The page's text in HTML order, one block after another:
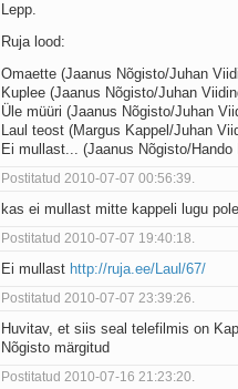
Lepp.
Ruja lood:
Omaette (Jaanus Nõgisto/Juhan
Kuplee (Jaanus Nõgisto/Juhan
Üle müüri (Jaanus Nõgisto/Juhan
Laul teost (Margus Kappel/Juhan
Ei mullast... (Jaanus Nõgisto/Hando
Postitatud 2010-07-07 00:56:39.
kas ei mullast mitte kappeli lugu
Postitatud 2010-07-07 19:40:18.
Ei mullast http://ruja.ee/Laul/67/
Postitatud 2010-07-07 23:39:26.
Huvitav, et siis seal telefilmis on
Nõgisto märgitud
Postitatud 2010-07-16 21:23:20.